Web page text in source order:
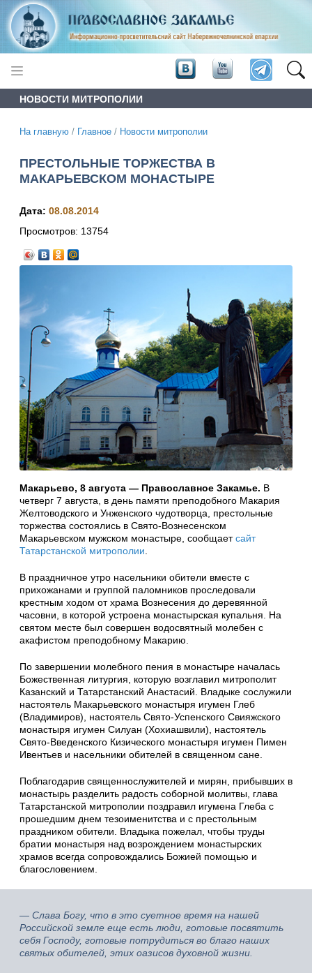
НОВОСТИ МИТРОПОЛИИ
На главную / Главное / Новости митрополии
ПРЕСТОЛЬНЫЕ ТОРЖЕСТВА В
МАКАРЬЕВСКОМ МОНАСТЫРЕ
Дата: 08.08.2014
Просмотров: 13754
Макарьево, 8 августа — Православное Закамье. В
четверг 7 августа, в день памяти преподобного Макария
Желтоводского и Унженского чудотворца, престольные
торжества состоялись в Свято-Вознесенском
Макарьевском мужском монастыре, сообщаетсайт
Татарстанской митрополии
В праздничное утро насельники обители вместе с
прихожанами и группой паломников проследовали
крестным ходом от храма Вознесения до деревянной
часовни, в которой устроена монастырская купальня. На
святом месте был совершен водосвятный молебен с
акафистом преподобному Макарию.
По завершении молебного пения в монастыре началась
Божественная литургия, которую возглавил митрополит
Казанский и Татарстанский Анастасий. Владыке сослужили
настоятель Макарьевского монастыря игумен Глеб
(Владимиров), настоятель Свято-Успенского Свияжского
монастыря игумен Силуан (Хохиашвили), настоятель
Свято-Введенского Кизического монастыря игумен Пимен
Ивентьев и насельники обителей в священном сане.
Поблагодарив священнослужителей и мирян, прибывших в
монастырь разделить радость соборной молитвы, глава
Татарстанской митрополии поздравил игумена Глеба с
прошедшим днем тезоименитства и с престольным
праздником обители. Владыка пожелал, чтобы труды
братии монастыря над возрождением монастырских
храмов всегда сопровождались Божией помощью и
благословением.
— Слава Богу, что в это суетное время на нашей
Российской земле еще есть люди, готовые посвятить
себя Господу, готовые потрудиться во благо наших
святых обителей, этих оазисов духовной жизни.